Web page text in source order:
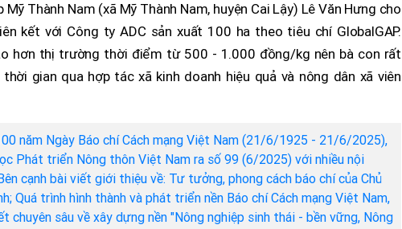
Thành Nam (xã Mỹ Thành Nam, huyện Cai Lậy) Lê Văn Hưng cho
kết với Công ty ADC sản xuất 100 ha theo tiêu chí GlobalGAP.
hơn thị trường thời điểm từ 500 - 1.000 đồng/kg nên bà con rất
gian qua hợp tác xã kinh doanh hiệu quả và nông dân xã viên
năm Ngày Báo chí Cách mạng Việt Nam (21/6/1925 - 21/6/2025),
Phát triển Nông thôn Việt Nam ra số 99 (6/2025) với nhiều nội
cạnh bài viết giới thiệu về: Tư tưởng, phong cách báo chí của Chủ
Quá trình hình thành và phát triển nền Báo chí Cách mạng Việt Nam,
chuyên sâu về xây dựng nền "Nông nghiệp sinh thái - bền vững, Nông